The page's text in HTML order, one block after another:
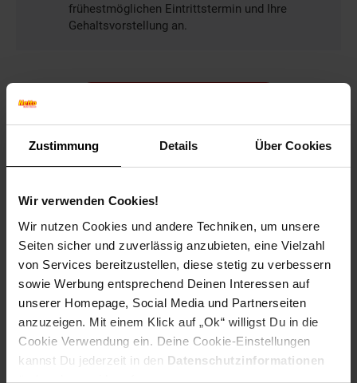
Zustimmung Details Über Cookies
Wir verwenden Cookies!
Wir nutzen Cookies und andere Techniken, um unsere
Seiten sicher und zuverlässig anzubieten, eine Vielzahl
von Services bereitzustellen, diese stetig zu verbessern
sowie Werbung entsprechend Deinen Interessen auf
unserer Homepage, Social Media und Partnerseiten
anzuzeigen. Mit einem Klick auf „Ok“ willigst Du in die
Cookie Verwendung ein. Deine Cookie-Einstellungen
kannst Du jederzeit in den Datenschutzinformationen
ändern bzw. widerrufen.
frühestmöglichen Eintrittstermin und Ihre
Gehaltsvorstellung an.
Hinweis: Aus Gründen der leichteren Lesbarkeit verwenden
wir im Textverlauf die männliche Form der Anrede.
Selbstverständlich sind bei Netto Menschen jeder